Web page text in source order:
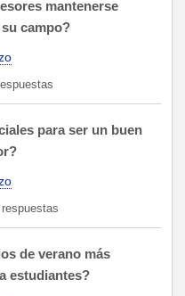
mantenerse
campo?
para ser un buen
de verano más
estudiantes?